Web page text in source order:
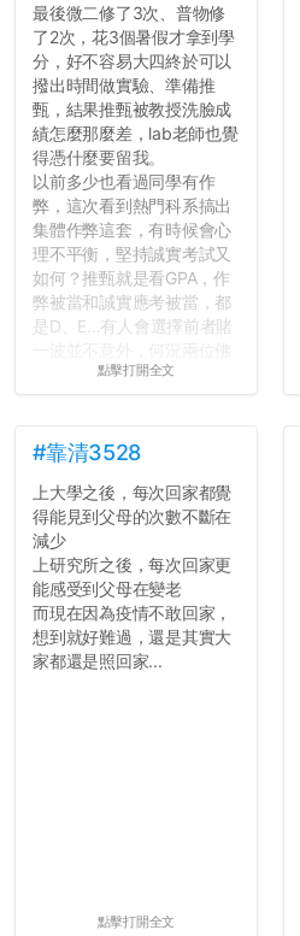
最後微二修了3次、普物修
了2次，花3個暑假才拿到學
分，好不容易大四終於可以
撥出時間做實驗、準備推
甄，結果推甄被教授洗臉成
績怎麼那麼差，lab老師也覺
得憑什麼要留我。
以前多少也看過同學有作
弊，這次看到熱門科系搞出
集體作弊這套，有時候會心
理不平衡，堅持誠實考試又
如何？推甄就是看GPA，作
弊被當和誠實應考被當，都
是D、E...有人會選擇前者賭
心教授看起來要輕輕放下
長作弊的風氣。
反正老人我明天就要搬離新
竹，之後如何發展與我無
關，就當最後一天發個牢騷
吧XD，祝學弟妹們修課順利
~~...
點擊打開全文
#靠清3528
上大學之後，每次回家都覺
得能見到父母的次數不斷在
減少
上研究所之後，每次回家更
能感受到父母在變老
而現在因為疫情不敢回家，
想到就好難過，還是其實大
家都還是照回家...
點擊打開全文